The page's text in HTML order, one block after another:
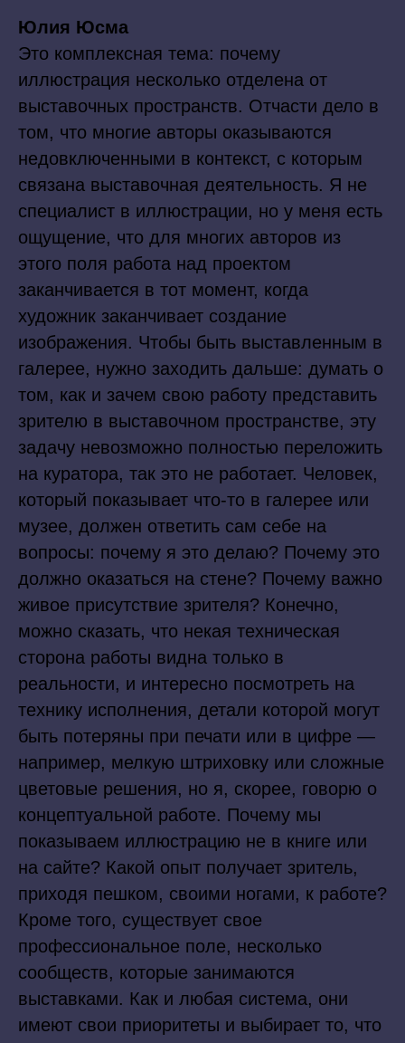
Юлия Юсма
Это комплексная тема: почему
иллюстрация несколько отделена от
выставочных пространств. Отчасти дело в
том, что многие авторы оказываются
недовключенными в контекст, с которым
связана выставочная деятельность. Я не
специалист в иллюстрации, но у меня есть
ощущение, что для многих авторов из
этого поля работа над проектом
заканчивается в тот момент, когда
художник заканчивает создание
изображения. Чтобы быть выставленным в
галерее, нужно заходить дальше: думать о
том, как и зачем свою работу представить
зрителю в выставочном пространстве, эту
задачу невозможно полностью переложить
на куратора, так это не работает. Человек,
который показывает что-то в галерее или
музее, должен ответить сам себе на
вопросы: почему я это делаю? Почему это
должно оказаться на стене? Почему важно
живое присутствие зрителя? Конечно,
можно сказать, что некая техническая
сторона работы видна только в
реальности, и интересно посмотреть на
технику исполнения, детали которой могут
быть потеряны при печати или в цифре —
например, мелкую штриховку или сложные
цветовые решения, но я, скорее, говорю о
концептуальной работе. Почему мы
показываем иллюстрацию не в книге или
на сайте? Какой опыт получает зритель,
приходя пешком, своими ногами, к работе?
Кроме того, существует свое
профессиональное поле, несколько
сообществ, которые занимаются
выставками. Как и любая система, они
имеют свои приоритеты и выбирает то, что